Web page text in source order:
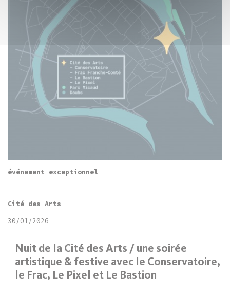
événement exceptionnel
Nuit de la Cité des Arts / une soirée
artistique & festive avec le Conservatoire,
le Frac, Le Pixel et Le Bastion
Cité des Arts
30/01/2026